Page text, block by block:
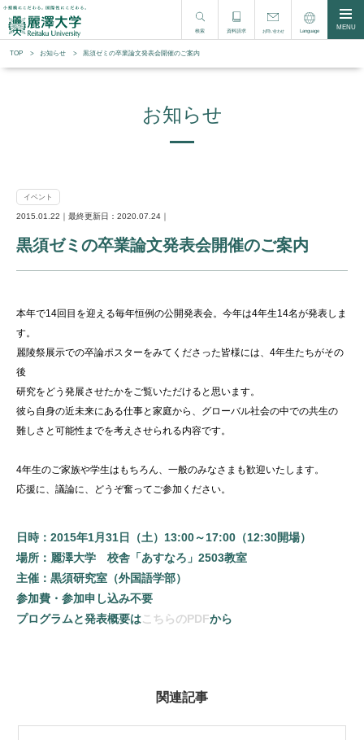
検索 資料請求 お問い合わせ Language MENU
TOP お知らせ 黒須ゼミの卒業論文発表会開催のご案内
お知らせ
イベント
2015.01.22｜最終更新日：2020.07.24｜
黒須ゼミの卒業論文発表会開催のご案内
本年で14回目を迎える毎年恒例の公開発表会。今年は4年生14名が発表しま
す。
麗陵祭展示での卒論ポスターをみてくださった皆様には、4年生たちがその
後
研究をどう発展させたかをご覧いただけると思います。
彼ら自身の近未来にある仕事と家庭から、グローバル社会の中での共生の
難しさと可能性までを考えさせられる内容です。
4年生のご家族や学生はもちろん、一般のみなさまも歓迎いたします。
応援に、議論に、どうぞ奮ってご参加ください。
日時：2015年1月31日（土）13:00～17:00（12:30開場）
場所：麗澤大学 校舎「あすなろ」2503教室
主催：黒須研究室（外国語学部）
参加費・参加申し込み不要
プログラムと発表概要はこちらのPDFから
関連記事